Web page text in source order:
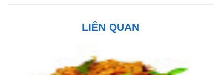
LIÊN QUAN